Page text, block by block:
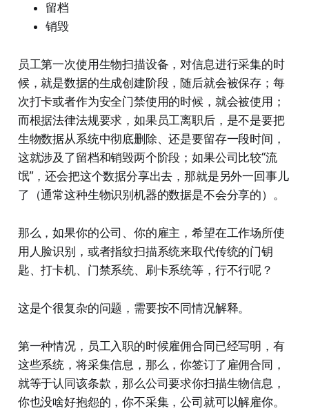
留档
销毁
员工第一次使用生物扫描设备，对信息进行采集的时
候，就是数据的生成创建阶段，随后就会被保存；每
次打卡或者作为安全门禁使用的时候，就会被使用；
而根据法律法规要求，如果员工离职后，是不是要把
生物数据从系统中彻底删除、还是要留存一段时间，
这就涉及了留档和销毁两个阶段；如果公司比较“流
氓”，还会把这个数据分享出去，那就是另外一回事儿
了（通常这种生物识别机器的数据是不会分享的）。
那么，如果你的公司、你的雇主，希望在工作场所使
用人脸识别，或者指纹扫描系统来取代传统的门钥
匙、打卡机、门禁系统、刷卡系统等，行不行呢？
这是个很复杂的问题，需要按不同情况解释。
第一种情况，员工入职的时候雇佣合同已经写明，有
这些系统，将采集信息，那么，你签订了雇佣合同，
就等于认同该条款，那么公司要求你扫描生物信息，
你也没啥好抱怨的，你不采集，公司就可以解雇你。